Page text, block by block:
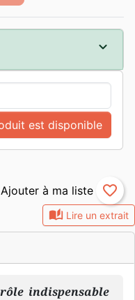
auto_stories Lire un extrait
indispensable
est disponible
favorite_border